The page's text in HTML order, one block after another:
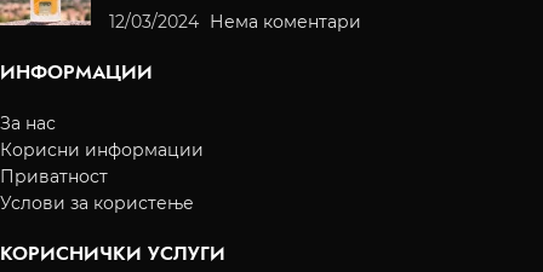
12/03/2024 Нема коментари
ИНФОРМАЦИИ
За нас
Корисни информации
Приватност
Услови за користење
КОРИСНИЧКИ УСЛУГИ